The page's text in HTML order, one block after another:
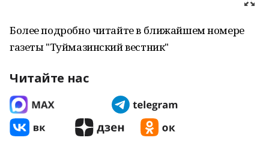
Более подробно читайте в ближайшем номере
газеты "Туймазинский вестник"
Читайте нас